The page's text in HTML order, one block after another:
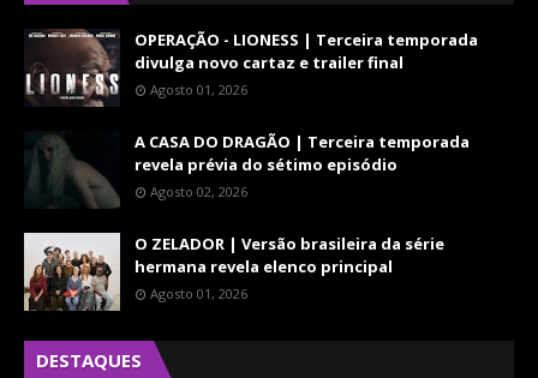
OPERAÇÃO - LIONESS | Terceira temporada
divulga novo cartaz e trailer final
Agosto 01, 2026
A CASA DO DRAGÃO | Terceira temporada
revela prévia do sétimo episódio
Agosto 02, 2026
O ZELADOR | Versão brasileira da série
hermana revela elenco principal
Agosto 01, 2026
DESTAQUES